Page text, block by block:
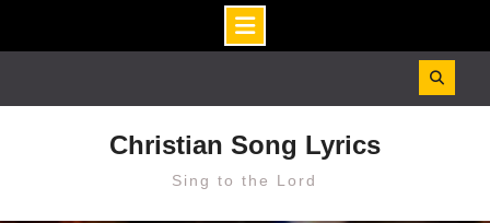
Christian Song Lyrics
Sing to the Lord